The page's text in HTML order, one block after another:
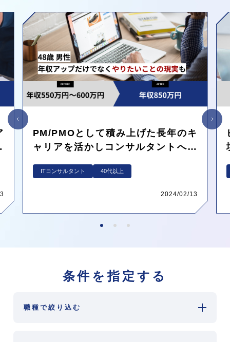
PM/PMOとして積み上げた長年のキ
ャリアを活かしコンサルタントへの
りたいことの実現も
ITコンサルタント 40代以上
2024/02/13
条件を指定する
職種で絞り込む